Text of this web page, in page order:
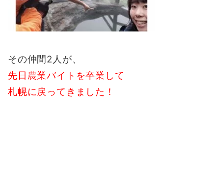
その仲間2人が、
先日農業バイトを卒業して
札幌に戻ってきました！